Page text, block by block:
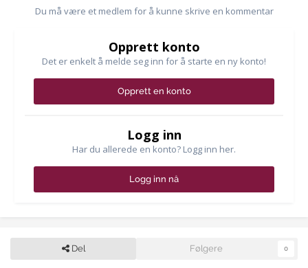
Du må være et medlem for å kunne skrive en kommentar
Opprett konto
Det er enkelt å melde seg inn for å starte en ny konto!
Opprett en konto
Logg inn
Har du allerede en konto? Logg inn her.
Logg inn nå
Del Følgere 0